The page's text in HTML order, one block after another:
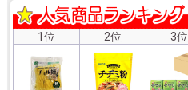
1位 2位 3位